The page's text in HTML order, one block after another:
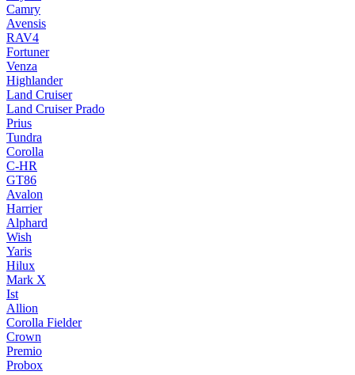
Camry
Avensis
RAV4
Fortuner
Venza
Highlander
Land Cruiser
Land Cruiser Prado
Prius
Tundra
Corolla
C-HR
GT86
Avalon
Harrier
Alphard
Wish
Yaris
Hilux
Mark X
Ist
Allion
Corolla Fielder
Crown
Premio
Probox